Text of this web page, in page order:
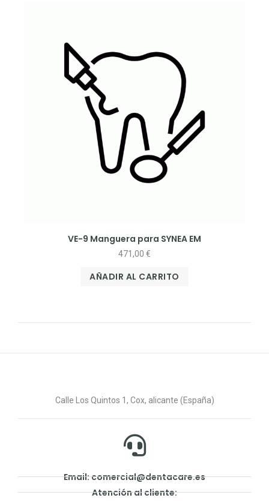
VE-9 Manguera para SYNEA EM
471,00 €
AÑADIR AL CARRITO
Calle Los Quintos 1, Cox, alicante (España)
Email: comercial@dentacare.es
Atención al cliente: